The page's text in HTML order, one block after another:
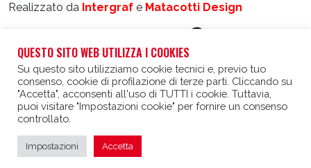
Realizzato da Intergraf e Matacotti Design
QUESTO SITO WEB UTILIZZA I COOKIES
Su questo sito utilizziamo cookie tecnici e, previo tuo
consenso, cookie di profilazione di terze parti. Cliccando su
"Accetta", acconsenti all'uso di TUTTI i cookie. Tuttavia,
puoi visitare "Impostazioni cookie" per fornire un consenso
controllato.
Impostazioni Accetta